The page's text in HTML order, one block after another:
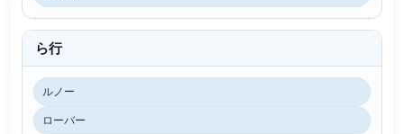
ら行
ルノー
ローバー